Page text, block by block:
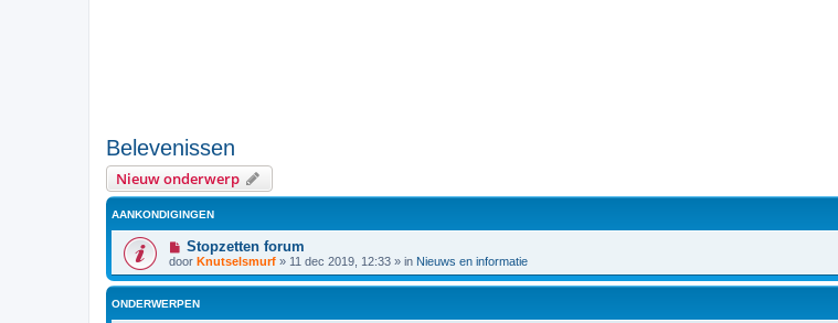
Belevenissen
Nieuw onderwerp
AANKONDIGINGEN
Stopzetten forum
door Knutselsmurf » 11 dec 2019, 12:33 » in Nieuws en informatie
ONDERWERPEN